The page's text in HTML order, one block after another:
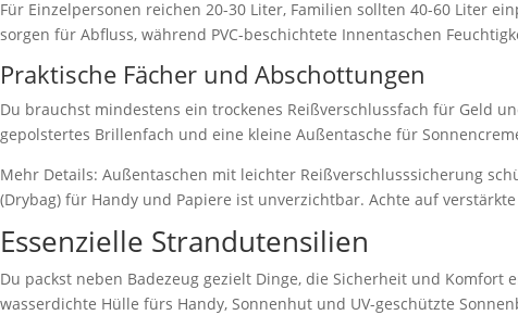
Für Einzelpersonen reichen 20-30 Liter, Familien sollten 40-60 Liter
sorgen für Abfluss, während PVC-beschichtete Innentaschen
Praktische Fächer und Abschottungen
Du brauchst mindestens ein trockenes Reißverschlussfach für Geld
gepolstertes Brillenfach und eine kleine Außentasche für
Mehr Details: Außentaschen mit leichter Reißverschlusssicherung
(Drybag) für Handy und Papiere ist unverzichtbar. Achte auf
Essenzielle Strandutensilien
Du packst neben Badezeug gezielt Dinge, die Sicherheit und Komfort
wasserdichte Hülle fürs Handy, Sonnenhut und UV-geschützte